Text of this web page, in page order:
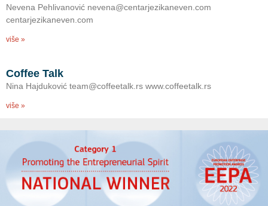
Nevena Pehlivanović nevena@centarjezikaneven.com
centarjezikaneven.com
više »
Coffee Talk
Nina Hajduković team@coffeetalk.rs www.coffeetalk.rs
više »